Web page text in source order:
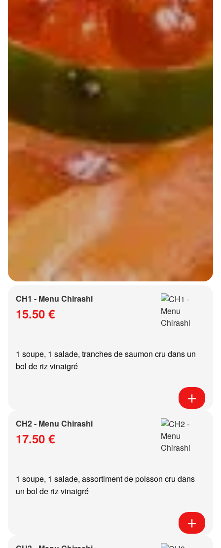
CH1 - Menu Chirashi
15.50 €
1 soupe, 1 salade, tranches de saumon cru dans un
bol de riz vinaigré
CH2 - Menu Chirashi
17.50 €
1 soupe, 1 salade, assortiment de poisson cru dans
un bol de riz vinaigré